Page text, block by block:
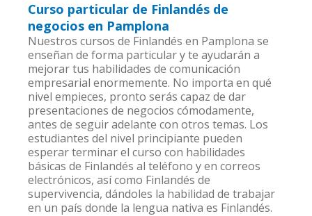
Curso particular de Finlandés de
negocios en Pamplona
Nuestros cursos de Finlandés en Pamplona se
enseñan de forma particular y te ayudarán a
mejorar tus habilidades de comunicación
empresarial enormemente. No importa en qué
nivel empieces, pronto serás capaz de dar
presentaciones de negocios cómodamente,
antes de seguir adelante con otros temas. Los
estudiantes del nivel principiante pueden
esperar terminar el curso con habilidades
básicas de Finlandés al teléfono y en correos
electrónicos, así como Finlandés de
supervivencia, dándoles la habilidad de trabajar
en un país donde la lengua nativa es Finlandés.